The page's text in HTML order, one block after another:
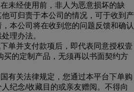
未经使用前，非人为恶意损坏的缺
可归责于本公司的情况，可于收到产
本公司将在收到您的问题反馈和确认
理办法。
单并支付款项后，即代表同意授权壹
买的定制产品，无须再以书面契约方
有关法律规定，您通过本平台下单购
纪念/收藏目的或亲友赠阅。不得向